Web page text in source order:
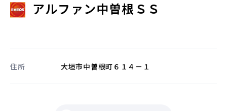
アルファン中曽根ＳＳ
住所 大垣市中曽根町６１４－１